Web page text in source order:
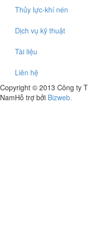
Thủy lực-khí nén
Dịch vụ kỹ thuật
Tài liệu
Liên hệ
Copyright © 2013 Công ty
NamHỗ trợ bởi Bizweb.